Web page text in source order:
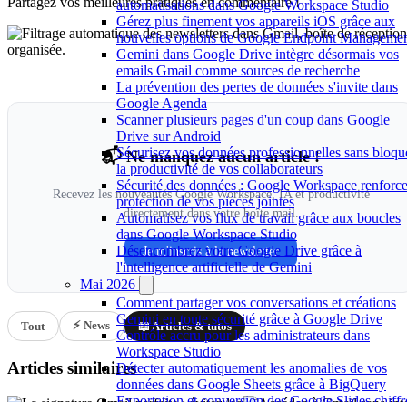
automatisations dans Google Workspace Studio
Gérez plus finement vos appareils iOS grâce aux
nouvelles options de Google Endpoint
Gemini dans Google Drive intègre désormais vos
emails Gmail comme sources de recherche
La prévention des pertes de données s'invite dans
Google Agenda
Scanner plusieurs pages d'un coup dans Google
Drive sur Android
Sécurisez vos données professionnelles sans
la productivité de vos collaborateurs
Sécurité des données : Google Workspace
protection de vos pièces jointes
Automatisez vos flux de travail grâce aux boucles
dans Google Workspace Studio
Désencombrez votre Google Drive grâce à
l'intelligence artificielle de Gemini
Mai 2026
Comment partager vos conversations et créations
Gemini en toute sécurité grâce à Google Drive
Contrôle accru pour les administrateurs dans
Workspace Studio
Détecter automatiquement les anomalies de vos
données dans Google Sheets grâce à BigQuery
📬 Ne manquez aucun article !
Recevez les nouveautés Google Workspace, IA et productivité
directement dans votre boîte mail.
Je m'inscris à la newsletter
Tout ⚡ News 📖 Articles & tutos
Articles similaires